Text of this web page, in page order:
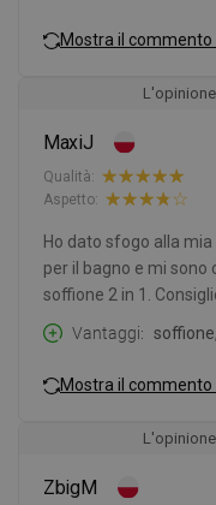
Mostra il commento
MaxiJ
Qualità:
Aspetto:
Ho dato sfogo alla
per il bagno e mi sono
soffione 2 in 1.
Vantaggi
Mostra il commento
ZbigM